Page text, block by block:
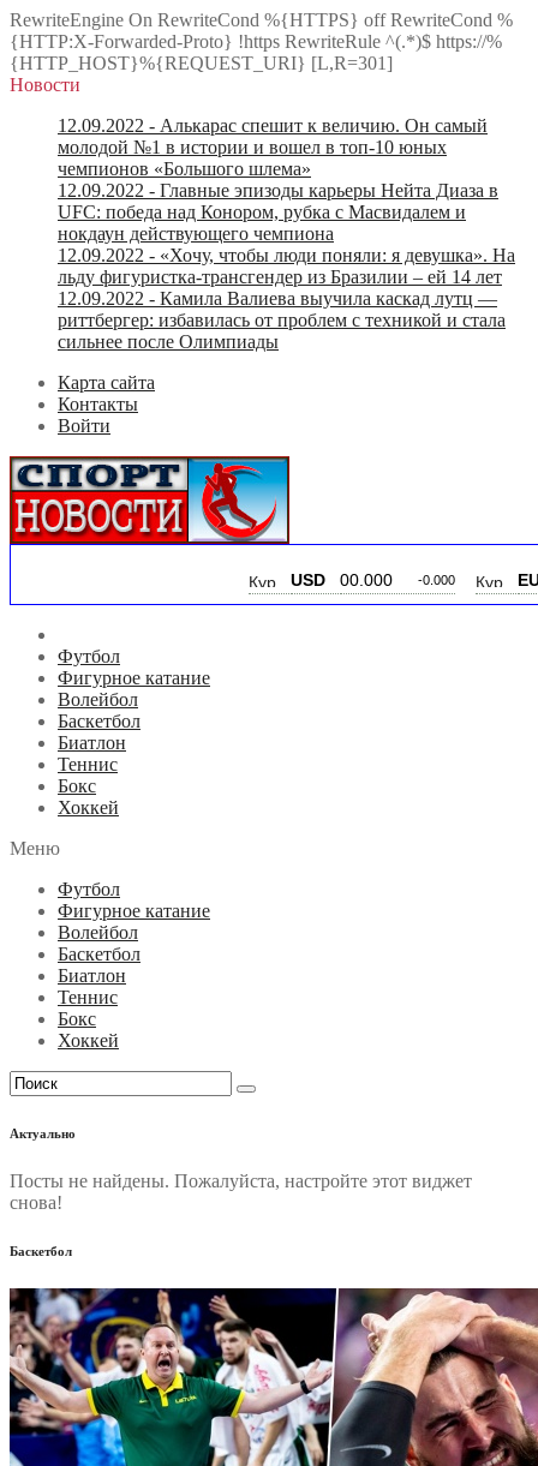
RewriteEngine On RewriteCond %{HTTPS} off RewriteCond %
{HTTP:X-Forwarded-Proto} !https RewriteRule ^(.*)$ https://%
{HTTP_HOST}%{REQUEST_URI} [L,R=301]
Новости
12.09.2022 - Алькарас спешит к величию. Он самый
молодой №1 в истории и вошел в топ-10 юных
чемпионов «Большого шлема»
12.09.2022 - Главные эпизоды карьеры Нейта Диаза в
UFC: победа над Конором, рубка с Масвидалем и
нокдаун действующего чемпиона
12.09.2022 - «Хочу, чтобы люди поняли: я девушка». На
льду фигуристка-трансгендер из Бразилии – ей 14 лет
12.09.2022 - Камила Валиева выучила каскад лутц —
риттбергер: избавилась от проблем с техникой и стала
сильнее после Олимпиады
Карта сайта
Контакты
Войти
00.000 -0.000 EUR 00.000
Футбол
Фигурное катание
Волейбол
Баскетбол
Биатлон
Теннис
Бокс
Хоккей
Меню
Футбол
Фигурное катание
Волейбол
Баскетбол
Биатлон
Теннис
Бокс
Хоккей
Актуально
Посты не найдены. Пожалуйста, настройте этот виджет
снова!
Баскетбол